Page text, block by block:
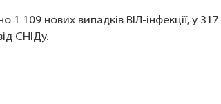
1 109 нових випадків ВІЛ-інфекції, у 317
СНІДу.